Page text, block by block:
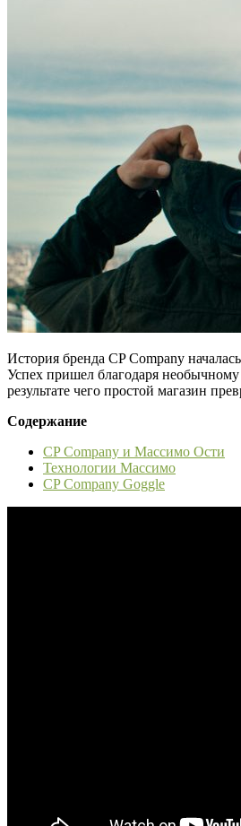
История бренда CP Company
Успех пришел благодаря
результате чего простой магазин
Содержание
CP Company и Массимо Ости
Технологии Массимо
CP Company Goggle